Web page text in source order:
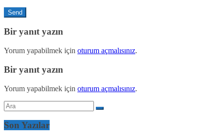
Bir yanıt yazın
Yorum yapabilmek için oturum açmalısınız.
Bir yanıt yazın
Yorum yapabilmek için oturum açmalısınız.
Son Yazılar